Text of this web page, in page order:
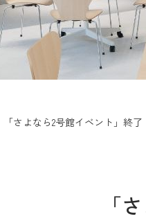
「さよなら2号館イベント」終了
「